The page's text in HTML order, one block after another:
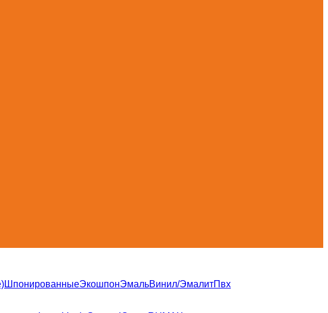
ШпонированныеЭкошпонЭмальВинил/ЭмалитПвх